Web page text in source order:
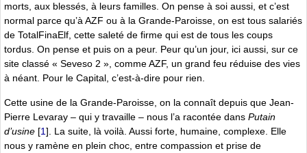
morts, aux blessés, à leurs familles. On pense à soi aussi, et c’est
normal parce qu’à AZF ou à la Grande-Paroisse, on est tous salariés
de TotalFinaElf, cette saleté de firme qui est de tous les coups
tordus. On pense et puis on a peur. Peur qu’un jour, ici aussi, sur ce
site classé « Seveso 2 », comme AZF, un grand feu réduise des vies
à néant. Pour le Capital, c’est-à-dire pour rien.
Cette usine de la Grande-Paroisse, on la connaît depuis que Jean-
Pierre Levaray – qui y travaille – nous l’a racontée dans Putain
d’usine [1] . La suite, là voilà. Aussi forte, humaine, complexe. Elle
nous y ramène en plein choc, entre compassion et prise de